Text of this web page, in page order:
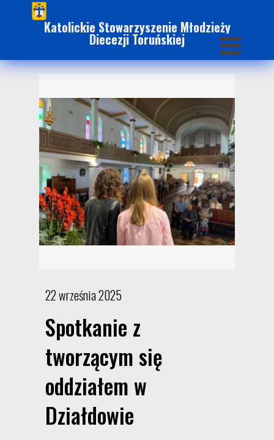
Katolickie Stowarzyszenie Młodzieży
Diecezji Toruńskiej
22 września 2025
Spotkanie z
tworzącym się
oddziałem w
Działdowie